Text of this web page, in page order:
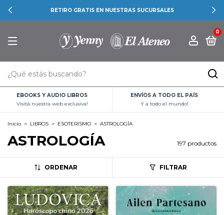
RETIRO GRATIS EN NUESTRAS SUCURSALES
0
EBOOKS Y AUDIO LIBROS
Visitá nuestra web exclusiva!
ENVÍOS A TODO EL PAÍS
Y a todo el mundo!
Inicio > LIBROS > ESOTERISMO > ASTROLOGÍA
ASTROLOGÍA 197 productos
ORDENAR FILTRAR